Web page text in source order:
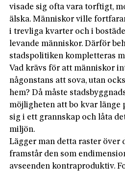
visade sig ofta vara torftigt,
älska. Människor ville
i trevliga kvarter och i
levande män­­ni­skor. Därför
stadspolitiken kompletteras
Vad krävs för att människor
någonstans att sova, utan
hem? Då måste
möjligheten att bo kvar länge
sig i ett grannskap och låta
miljön.
Lägger man detta raster över
framstår den som
avseenden kontraproduktiv.